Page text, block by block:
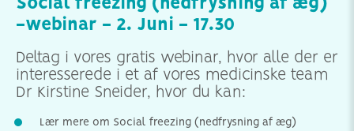
Social freezing (nedfrysning af æg)
-webinar - 2. Juni - 17.30
Deltag i vores gratis webinar, hvor alle der er
interesserede i et af vores medicinske team
Dr Kirstine Sneider, hvor du kan:
Lær mere om Social freezing (nedfrysning af æg)